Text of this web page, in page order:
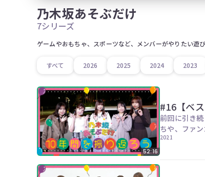
乃木坂あそぶだけ
7シリーズ
ゲームやおもちゃ、スポーツなど、メンバーがやりたい遊
すべて 2026 2025 2024 2023
52:16
#16【ベ
前回に引き
ちや、ファンだった頃の思い出は必見で
やめ、弓木奈
2021